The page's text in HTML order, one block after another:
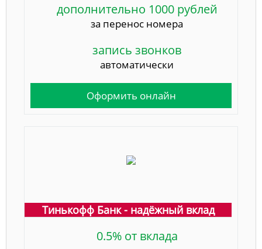
дополнительно 1000 рублей
за перенос номера
запись звонков
автоматически
Оформить онлайн
Тинькофф Банк - надёжный вклад
0.5% от вклада